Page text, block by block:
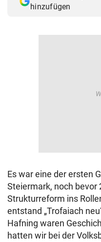
hinzufügen
Es war eine der ersten
Steiermark, noch bevor
Strukturreform ins
entstand „Trofaiach
Hafning waren
hatten wir bei der